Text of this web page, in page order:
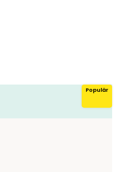
Populär